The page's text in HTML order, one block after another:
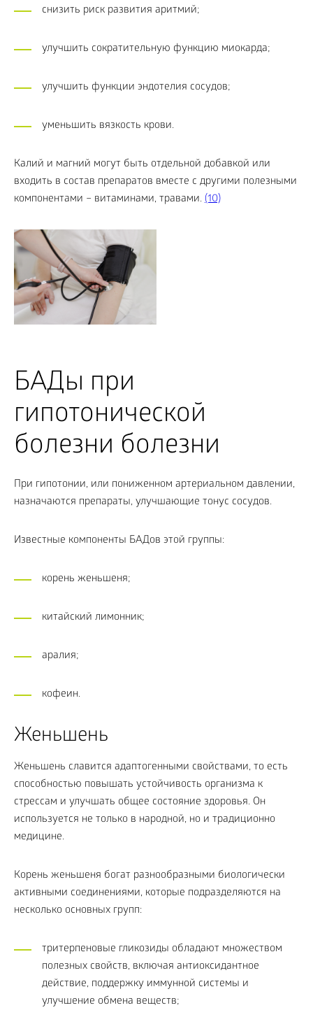
снизить риск развития аритмий;
улучшить сократительную функцию миокарда;
улучшить функции эндотелия сосудов;
уменьшить вязкость крови.
Калий и магний могут быть отдельной добавкой или
входить в состав препаратов вместе с другими полезными
компонентами – витаминами, травами. (10)
БАДы при
гипотонической
болезни болезни
При гипотонии, или пониженном артериальном давлении,
назначаются препараты, улучшающие тонус сосудов.
Известные компоненты БАДов этой группы:
корень женьшеня;
китайский лимонник;
аралия;
кофеин.
Женьшень
Женьшень славится адаптогенными свойствами, то есть
способностью повышать устойчивость организма к
стрессам и улучшать общее состояние здоровья. Он
используется не только в народной, но и традиционно
медицине.
Корень женьшеня богат разнообразными биологически
активными соединениями, которые подразделяются на
несколько основных групп:
тритерпеновые гликозиды обладают множеством
полезных свойств, включая антиоксидантное
действие, поддержку иммунной системы и
улучшение обмена веществ;